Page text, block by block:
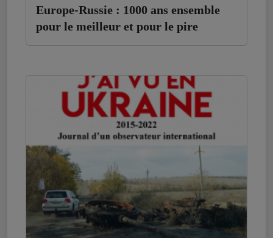
Europe-Russie : 1000 ans ensemble
pour le meilleur et pour le pire